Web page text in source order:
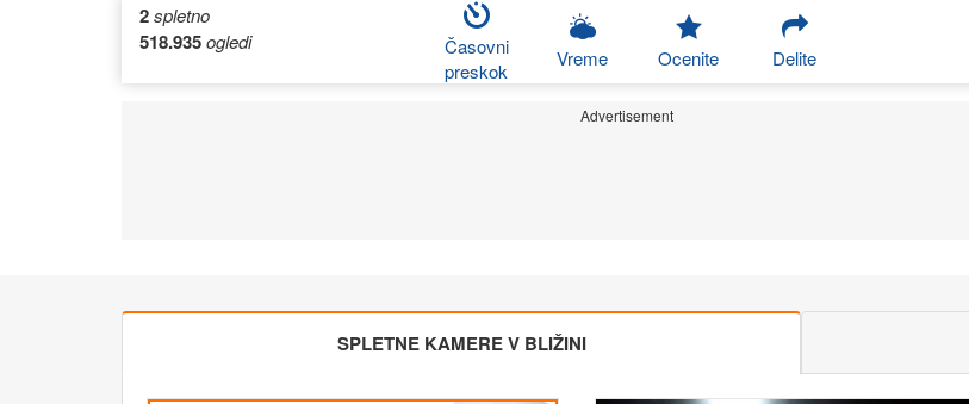
2spletno
518.935ogledi
Časovni
preskok
Vreme Ocenite Delite
Advertisement
SPLETNE KAMERE V BLIŽINI